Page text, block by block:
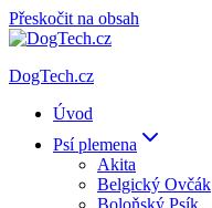
Přeskočit na obsah
DogTech.cz
Úvod
Psí plemena
Akita
Belgický Ovčák
Boloňský Psík